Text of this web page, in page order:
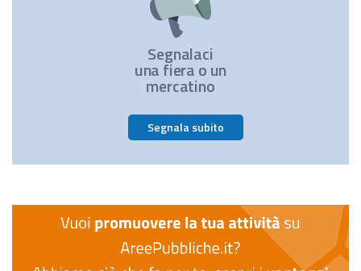
Segnalaci
una fiera o un
mercatino
Segnala subito